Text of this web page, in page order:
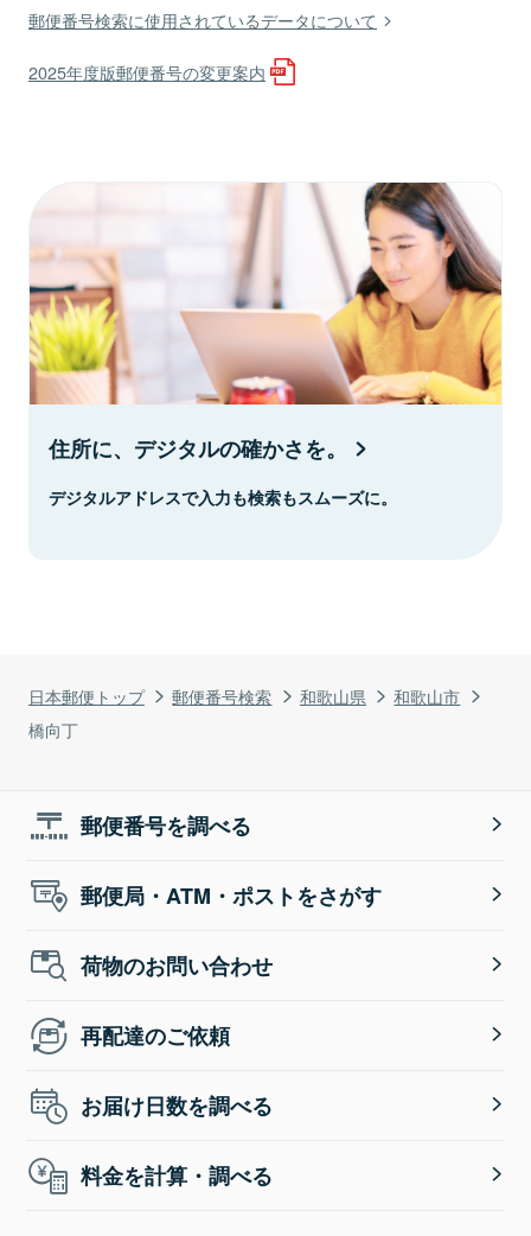
日本郵便トップ 郵便番号検索 和歌山県
和歌山市
橋向丁
郵便番号検索に使用されているデータについて
2025年度版郵便番号の変更案内
住所に、デジタルの確かさを。
デジタルアドレスで入力も検索もスムーズに。
郵便番号を調べる
郵便局・ATM・ポストをさがす
荷物のお問い合わせ
再配達のご依頼
お届け日数を調べる
料金を計算・調べる